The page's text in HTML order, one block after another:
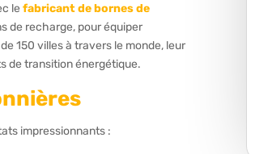
lefabricant de bornes de
de recharge, pour équiper
150 villes à travers le monde, leur
de transition énergétique.
impressionnants :